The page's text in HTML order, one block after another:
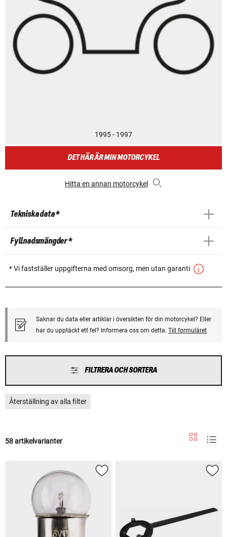
1995 - 1997
DET HÄR ÄR MIN MOTORCYKEL
Hitta en annan motorcykel
Tekniska data *
Fyllnadsmängder *
* Vi fastställer uppgifterna med omsorg, men utan garanti
Saknar du data eller artiklar i översikten för din motorcykel? Eller
har du upptäckt ett fel? Informera oss om detta. Till formuläret
FILTRERA OCH SORTERA
Återställning av alla filter
58 artikelvarianter